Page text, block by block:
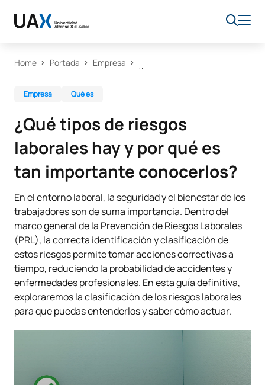
Home Portada Empresa
Empresa Qué es
¿Qué tipos de riesgos
laborales hay y por qué es
tan importante conocerlos?
En el entorno laboral, la seguridad y el bienestar de los
trabajadores son de suma importancia. Dentro del
marco general de la Prevención de Riesgos Laborales
(PRL), la correcta identificación y clasificación de
estos riesgos permite tomar acciones correctivas a
tiempo, reduciendo la probabilidad de accidentes y
enfermedades profesionales. En esta guía definitiva,
exploraremos la clasificación de los riesgos laborales
para que puedas entenderlos y saber cómo actuar.